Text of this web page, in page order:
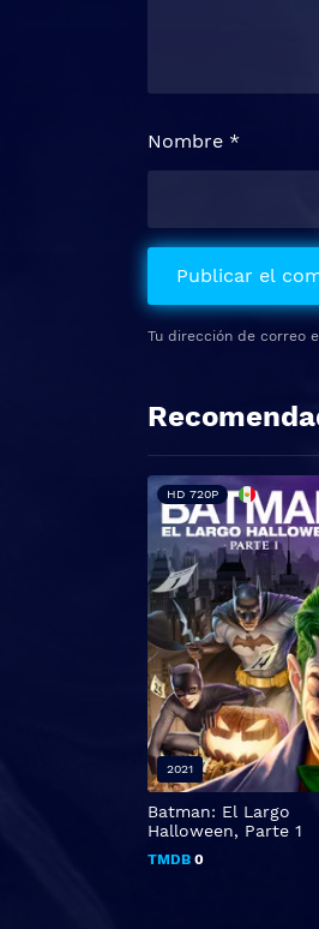
Tu dirección de correo
Nombre *
Batman: El Largo
Halloween, Parte 1
TMDB 0
HD 720P
2021